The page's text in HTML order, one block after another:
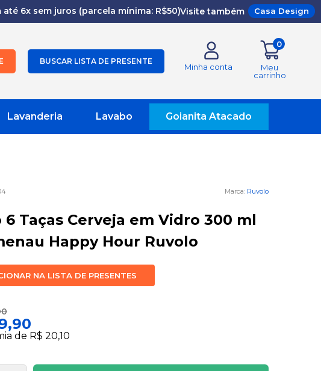
6x sem juros (parcela mínima: R$50)Visite também Casa Design
BUSCAR LISTA DE PRESENTE
Minha conta
0
Meu
carrinho
Lavanderia Lavabo Goianita Atacado
Ruvolo
6 Taças Cerveja em Vidro 300 ml
Happy Hour Ruvolo
NA LISTA DE PRESENTES
de R$ 20,10